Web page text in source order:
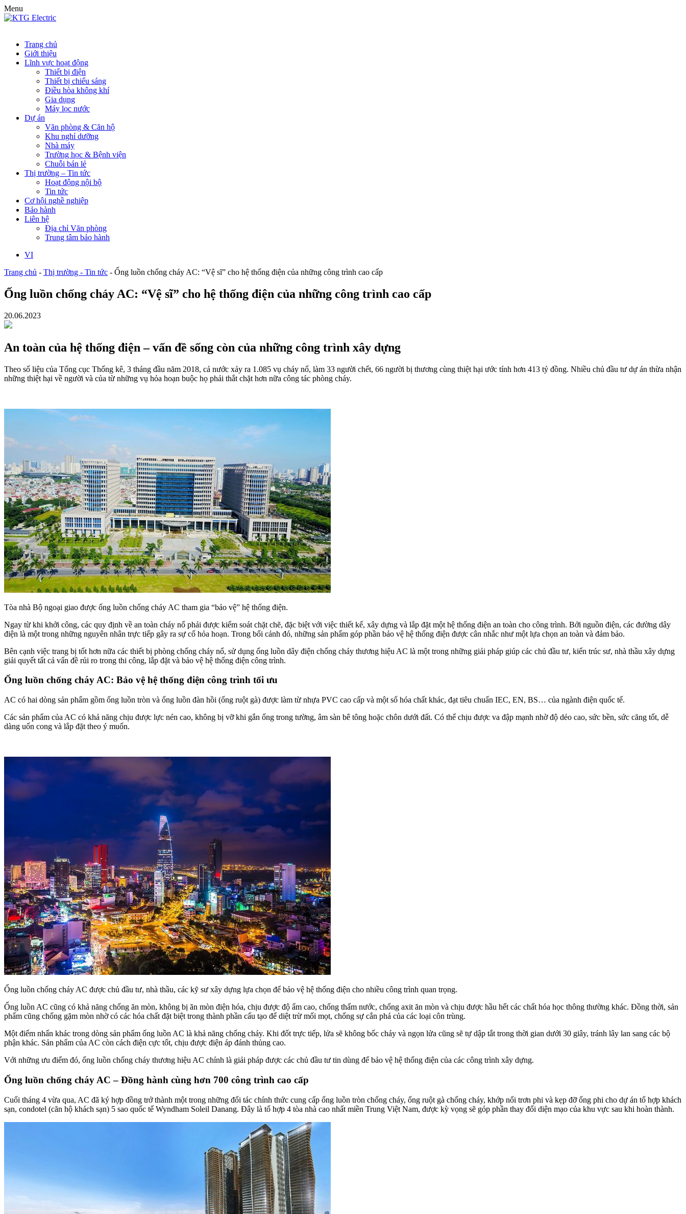
Menu
Trang chủ
Giới thiệu
Lĩnh vực hoạt động
Thiết bị điện
Thiết bị chiếu sáng
Điều hòa không khí
Gia dụng
Máy lọc nước
Dự án
Văn phòng & Căn hộ
Khu nghỉ dưỡng
Nhà máy
Trường học & Bệnh viện
Chuỗi bán lẻ
Thị trường – Tin tức
Hoạt động nội bộ
Tin tức
Cơ hội nghề nghiệp
Bảo hành
Liên hệ
Địa chỉ Văn phòng
Trung tâm bảo hành
VI
Trang chủ - Thị trường - Tin tức - Ống luồn chống cháy AC: “Vệ sĩ” cho hệ thống điện của những công trình cao cấp
Ống luồn chống cháy AC: “Vệ sĩ” cho hệ thống điện của những công trình cao cấp
20.06.2023
An toàn của hệ thống điện – vấn đề sống còn của những công trình xây dựng
Theo số liệu của Tổng cục Thống kê, 3 tháng đầu năm 2018, cả nước xảy ra 1.085 vụ cháy nổ, làm 33 người chết, 66 người bị thương cùng thiệt hại ước tính hơn 413 tỷ đồng. Nhiều chủ đầu tư dự án thừa nhận
những thiệt hại về người và của từ những vụ hỏa hoạn buộc họ phải thắt chặt hơn nữa công tác phòng cháy.
Tòa nhà Bộ ngoại giao được ống luồn chống cháy AC tham gia “bảo vệ” hệ thống điện.
Ngay từ khi khởi công, các quy định về an toàn cháy nổ phải được kiểm soát chặt chẽ, đặc biệt với việc thiết kế, xây dựng và lắp đặt một hệ thống điện an toàn cho công trình. Bởi nguồn điện, các đường dây
điện là một trong những nguyên nhân trực tiếp gây ra sự cố hỏa hoạn. Trong bối cảnh đó, những sản phẩm góp phần bảo vệ hệ thống điện được cân nhắc như một lựa chọn an toàn và đảm bảo.
Bên cạnh việc trang bị tốt hơn nữa các thiết bị phòng chống cháy nổ, sử dụng ống luồn dây điện chống cháy thương hiệu AC là một trong những giải pháp giúp các chủ đầu tư, kiến trúc sư, nhà thầu xây dựng
giải quyết tất cả vấn đề rủi ro trong thi công, lắp đặt và bảo vệ hệ thống điện công trình.
Ống luồn chống cháy AC: Bảo vệ hệ thống điện công trình tối ưu
AC có hai dòng sản phẩm gồm ống luồn tròn và ống luồn đàn hồi (ống ruột gà) được làm từ nhựa PVC cao cấp và một số hóa chất khác, đạt tiêu chuẩn IEC, EN, BS… của ngành điện quốc tế.
Các sản phẩm của AC có khả năng chịu được lực nén cao, không bị vỡ khi gắn ống trong tường, âm sàn bê tông hoặc chôn dưới đất. Có thể chịu được va đập mạnh nhờ độ dẻo cao, sức bền, sức căng tốt, dễ
dàng uốn cong và lắp đặt theo ý muốn.
Ống luồn chống cháy AC được chủ đầu tư, nhà thầu, các kỹ sư xây dựng lựa chọn để bảo vệ hệ thống điện cho nhiều công trình quan trọng.
Ống luồn AC cũng có khả năng chống ăn mòn, không bị ăn mòn điện hóa, chịu được độ ẩm cao, chống thấm nước, chống axit ăn mòn và chịu được hầu hết các chất hóa học thông thường khác. Đồng thời, sản
phẩm cũng chống gặm mòn nhờ có các hóa chất đặt biệt trong thành phần cấu tạo để diệt trừ mối mọt, chống sự cắn phá của các loại côn trùng.
Một điểm nhấn khác trong dòng sản phẩm ống luồn AC là khả năng chống cháy. Khi đốt trực tiếp, lửa sẽ không bốc cháy và ngọn lửa cũng sẽ tự dập tắt trong thời gian dưới 30 giây, tránh lây lan sang các bộ
phận khác. Sản phẩm của AC còn cách điện cực tốt, chịu được điện áp đánh thủng cao.
Với những ưu điểm đó, ống luồn chống cháy thương hiệu AC chính là giải pháp được các chủ đầu tư tin dùng để bảo vệ hệ thống điện của các công trình xây dựng.
Ống luồn chống cháy AC – Đồng hành cùng hơn 700 công trình cao cấp
Cuối tháng 4 vừa qua, AC đã ký hợp đồng trở thành một trong những đối tác chính thức cung cấp ống luồn tròn chống cháy, ống ruột gà chống cháy, khớp nối trơn phi và kẹp đỡ ống phi cho dự án tổ hợp khách
sạn, condotel (căn hộ khách sạn) 5 sao quốc tế Wyndham Soleil Danang. Đây là tổ hợp 4 tòa nhà cao nhất miền Trung Việt Nam, được kỳ vọng sẽ góp phần thay đổi diện mạo của khu vực sau khi hoàn thành.